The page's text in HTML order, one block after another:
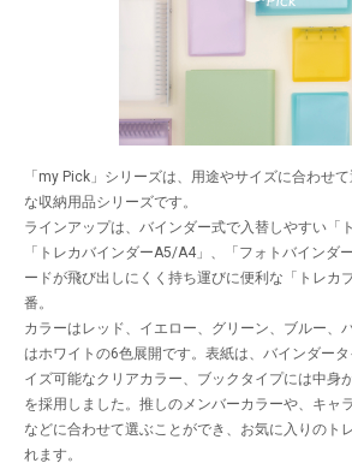
「my Pick」シリーズは、用途やサイズに合わせ
な収納用品シリーズです。
ラインアップは、バインダー式で入替しやすい「
「トレカバインダーA5/A4」、「フォトバインダ
ードが飛び出しにくく持ち運びに便利な「トレカ
番。
カラーはレッド、イエロー、グリーン、ブルー、
はホワイトの6色展開です。表紙は、バインダー
イズ可能なクリアカラー、ブックタイプには中身
を採用しました。推しのメンバーカラーや、キャ
などに合わせて選ぶことができ、お気に入りのト
れます。